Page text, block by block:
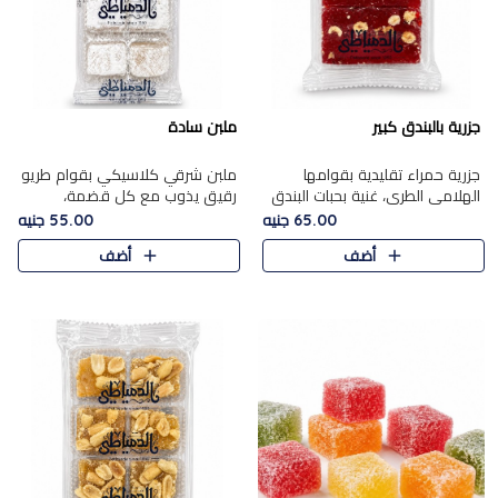
جزرية بالبندق كبير
جزرية حمراء تقليدية بقوامها
الهلامي الطري، غنية بحبات البندق
الفاخرة التي تضيف قرمشة راقية
إلى قوامها الناعم، لتقدم مزيجًا
متوازنًا من النكه..
65.00 جنيه
أضف
ملبن سادة
ملبن شرقي كلاسيكي بقوام طريو
رقيق يذوب مع كل قضمة،
مغطى بطبقة ناعمة من السكر
البودرة ليقدم المذاق الأصيل الذي
ارتبط بحلويات المولد التقليدي..
55.00 جنيه
أضف